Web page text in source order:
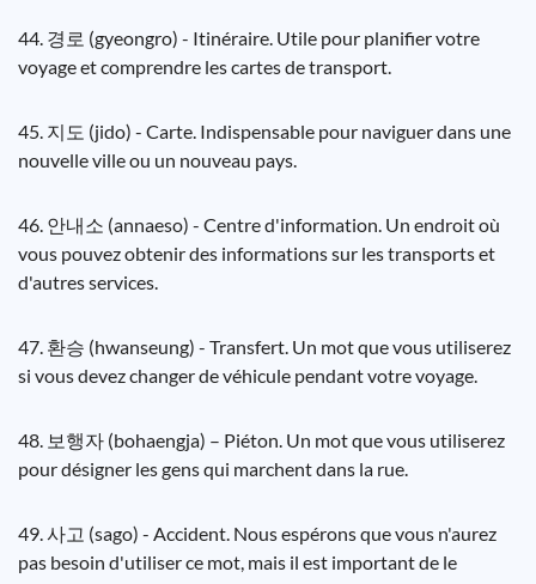
44. 경로 (gyeongro) - Itinéraire. Utile pour planifier votre
voyage et comprendre les cartes de transport.
45. 지도 (jido) - Carte. Indispensable pour naviguer dans une
nouvelle ville ou un nouveau pays.
46. 안내소 (annaeso) - Centre d'information. Un endroit où
vous pouvez obtenir des informations sur les transports et
d'autres services.
47. 환승 (hwanseung) - Transfert. Un mot que vous utiliserez
si vous devez changer de véhicule pendant votre voyage.
48. 보행자 (bohaengja) – Piéton. Un mot que vous utiliserez
pour désigner les gens qui marchent dans la rue.
49. 사고 (sago) - Accident. Nous espérons que vous n'aurez
pas besoin d'utiliser ce mot, mais il est important de le